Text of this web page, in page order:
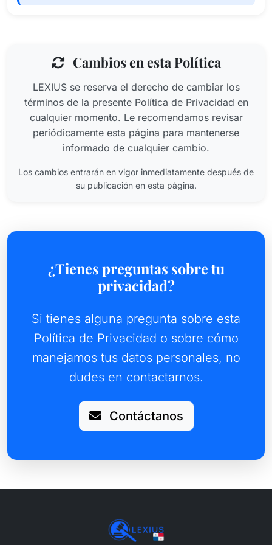
Cambios en esta Política
LEXIUS se reserva el derecho de cambiar los
términos de la presente Política de Privacidad en
cualquier momento. Le recomendamos revisar
periódicamente esta página para mantenerse
informado de cualquier cambio.
Los cambios entrarán en vigor inmediatamente después de
su publicación en esta página.
¿Tienes preguntas sobre tu
privacidad?
Si tienes alguna pregunta sobre esta
Política de Privacidad o sobre cómo
manejamos tus datos personales, no
dudes en contactarnos.
Contáctanos